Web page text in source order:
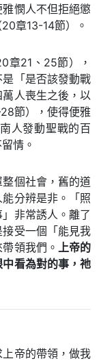
憫人不但拒絕懲
章13-14節）。
章21、25節），
「是否該發動戰
人喪生之後，以
節），使得便雅
人發動聖戰的百
情。
個社會，舊的道
分辨是非。「照
非常誘人。離了
受一個「能見我
領我們。 上帝的
看為對的事，祂
帝的帶領，做我